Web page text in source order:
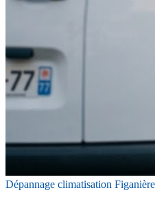
Dépannage climatisation